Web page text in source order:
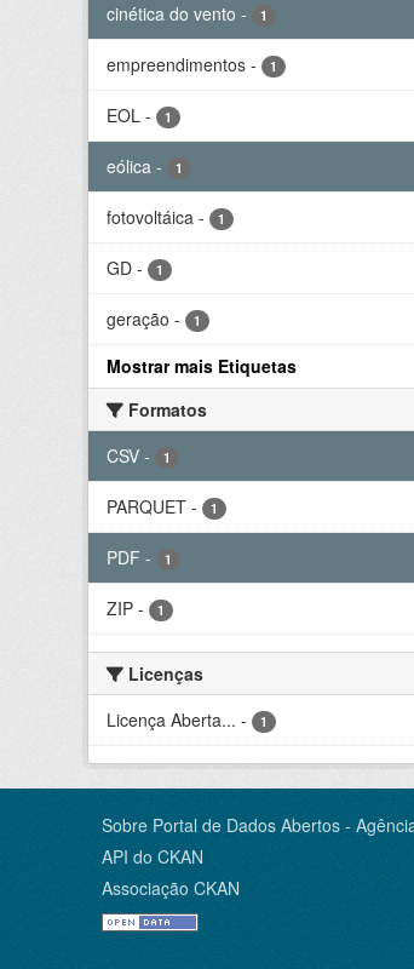
cinética do vento - 1
empreendimentos - 1
EOL - 1
eólica - 1
fotovoltáica - 1
GD - 1
geração - 1
Mostrar mais Etiquetas
Formatos
CSV - 1
PARQUET - 1
PDF - 1
ZIP - 1
Licenças
Licença Aberta... - 1
Sobre Portal de Dados Abertos -
API do CKAN
Associação CKAN